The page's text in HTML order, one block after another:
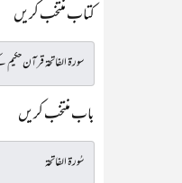
کتاب منتخب کریں
باب منتخب کریں